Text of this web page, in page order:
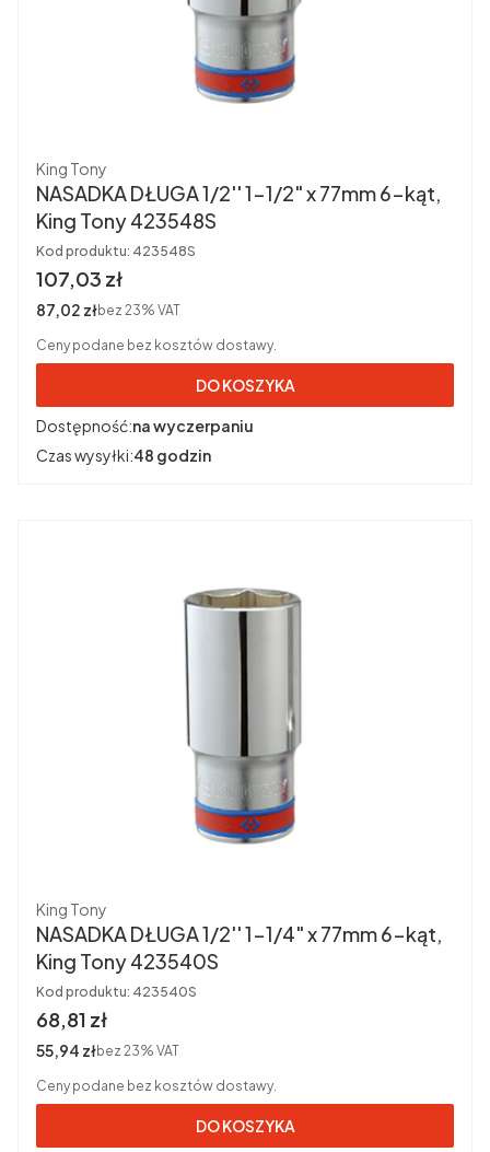
Producent
King Tony
NASADKA DŁUGA 1/2'' 1-1/2" x 77mm 6-kąt,
King Tony 423548S
Kod produktu: 423548S
Cena brutto
107,03 zł
Cena netto
87,02 złbez 23% VAT
Ceny podane bez kosztów dostawy.
DO KOSZYKA
Dostępność:na wyczerpaniu
Czas wysyłki:48 godzin
Producent
King Tony
NASADKA DŁUGA 1/2'' 1-1/4" x 77mm 6-kąt,
King Tony 423540S
Kod produktu: 423540S
Cena brutto
68,81 zł
Cena netto
55,94 złbez 23% VAT
Ceny podane bez kosztów dostawy.
DO KOSZYKA